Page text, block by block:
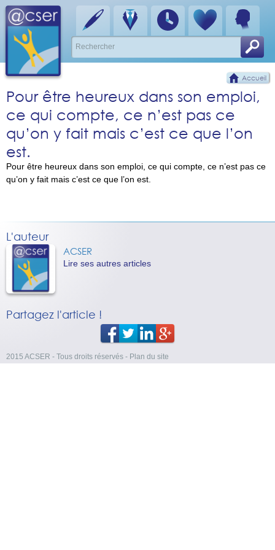
Accueil
Pour être heureux dans son emploi,
ce qui compte, ce n’est pas ce
qu’on y fait mais c’est ce que l’on
est.
Pour être heureux dans son emploi, ce qui compte, ce n’est pas ce
qu’on y fait mais c’est ce que l’on est.
L'auteur
ACSER
Lire ses autres articles
Partagez l'article !
2015 ACSER - Tous droits réservés - Plan du site